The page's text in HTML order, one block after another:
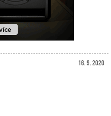
16. 9. 2020